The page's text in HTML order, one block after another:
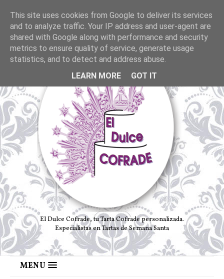
El Dulce Cofrade, tu Tarta Cofrade personalizada.
Especialistas en Tartas de Semana Santa
MENU
This site uses cookies from Google to deliver its services
and to analyze traffic. Your IP address and user-agent are
shared with Google along with performance and security
metrics to ensure quality of service, generate usage
statistics, and to detect and address abuse.
LEARN MORE
GOT IT